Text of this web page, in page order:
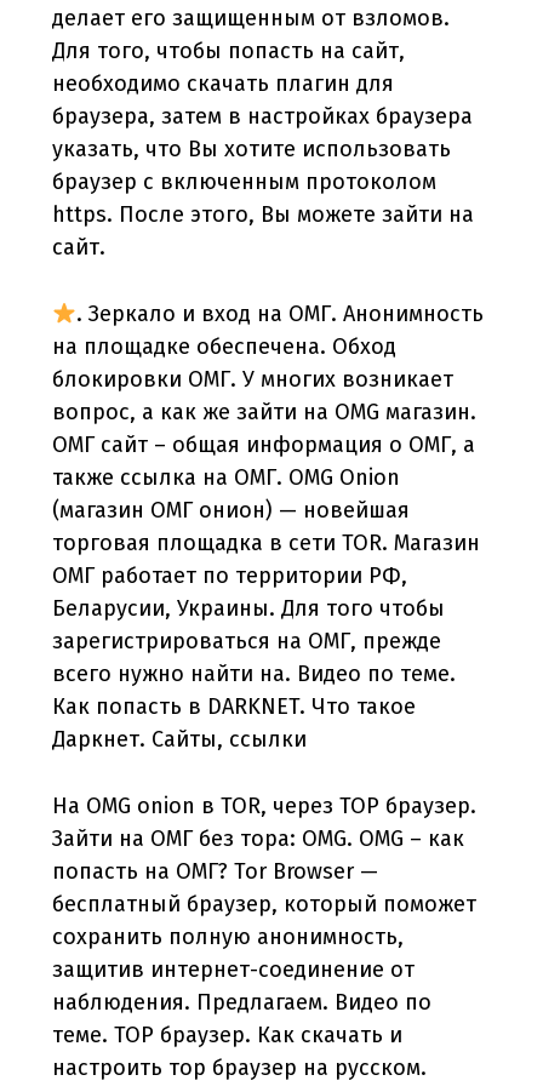
делает его защищенным от взломов.
Для того, чтобы попасть на сайт,
необходимо скачать плагин для
браузера, затем в настройках браузера
указать, что Вы хотите использовать
браузер с включенным протоколом
https. После этого, Вы можете зайти на
сайт.
. Зеркало и вход на ОМГ. Анонимность
на площадке обеспечена. Обход
блокировки ОМГ. У многих возникает
вопрос, а как же зайти на OMG магазин.
ОМГ сайт – общая информация о ОМГ, а
также ссылка на ОМГ. OMG Onion
(магазин ОМГ онион) — новейшая
торговая площадка в сети TOR. Магазин
ОМГ работает по территории РФ,
Беларусии, Украины. Для того чтобы
зарегистрироваться на ОМГ, прежде
всего нужно найти на. Видео по теме.
Как попасть в DARKNET. Что такое
Даркнет. Сайты, ссылки
На OMG onion в TOR, через ТОР браузер.
Зайти на ОМГ без тора: OMG. OMG – как
попасть на ОМГ? Tor Browser —
бесплатный браузер, который поможет
сохранить полную анонимность,
защитив интернет-соединение от
наблюдения. Предлагаем. Видео по
теме. ТОР браузер. Как скачать и
настроить тор браузер на русском.